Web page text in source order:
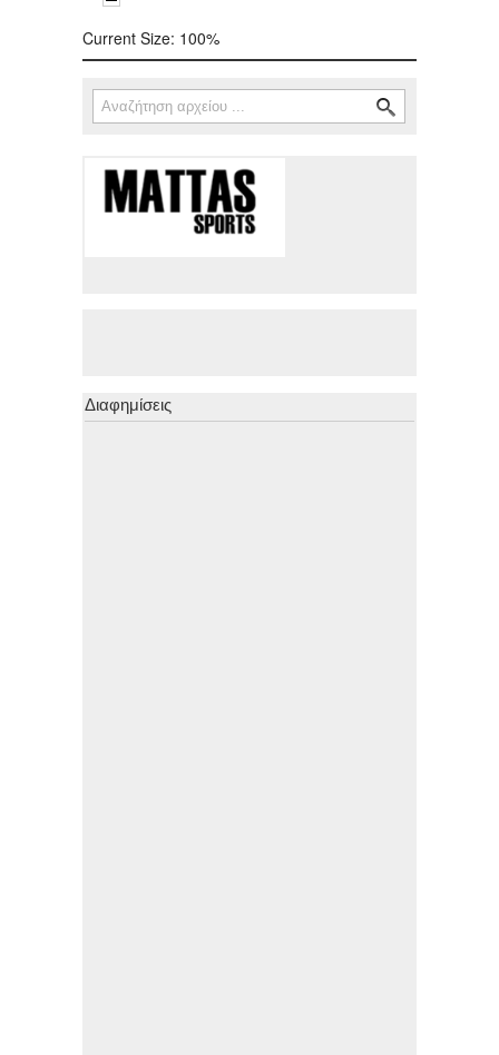
Current Size: 100%
Φόρμα αναζήτησης
Αναζήτηση
Διαφημίσεις